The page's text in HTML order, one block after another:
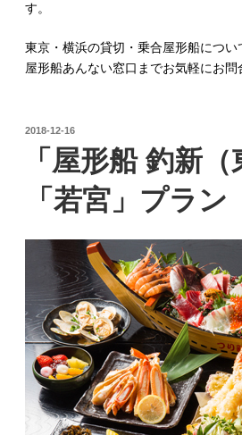
す。
東京・横浜の貸切・乗合屋形船につい
屋形船あんない窓口までお気軽にお問
投
2018-12-16
「屋形船 釣新
「若宮」プラン